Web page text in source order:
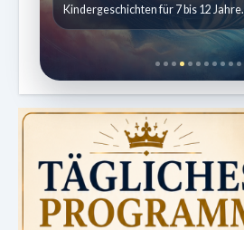
Kindergeschichten für 7 bis 12 Jahre.